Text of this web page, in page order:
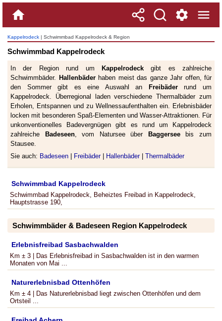
Kappelrodeck | Schwimmbad Kappelrodeck & Region
Schwimmbad Kappelrodeck
In der Region rund um Kappelrodeckgibt es zahlreiche
Schwimmbäder. Hallenbäderhaben meist das ganze Jahr offen, für
den Sommer gibt es eine Auswahl an
Freibäderrund um
Kappelrodeck. Überregional laden verschiedene Thermalbäder zum
Erholen, Entspannen und zu Wellnessaufenthalten ein. Erlebnisbäder
locken mit besonderen Spaß-Elementen und Wasser-Attraktionen. Für
unkonventionelles Badevergnügen gibt es rund um Kappelrodeck
zahlreiche
Badeseen, vom Natursee über Baggerseebis zum
Stausee.
Sie auch: Badeseen Freibäder| Hallenbäder| Thermalbäder
Schwimmbad Kappelrodeck
Schwimmbad Kappelrodeck, Beheiztes Freibad in Kappelrodeck,
Hauptstrasse 190,
Schwimmbäder & Badeseen Region Kappelrodeck
Erlebnisfreibad Sasbachwalden
Km ± 3 | Das Erlebnisfreibad in Sasbachwalden ist in den warmen
Monaten von Mai ...
Naturerlebnisbad Ottenhöfen
Km ± 4 | Das Naturerlebnisbad liegt zwischen Ottenhöfen und dem
Ortsteil ...